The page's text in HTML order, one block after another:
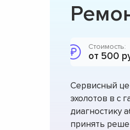
Стоимость:
от 500
Сервисный
эхолотов в с
диагностику
принять